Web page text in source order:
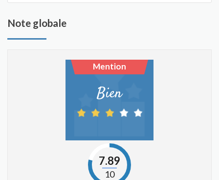
Note globale
Mention
Bien
7.89
10